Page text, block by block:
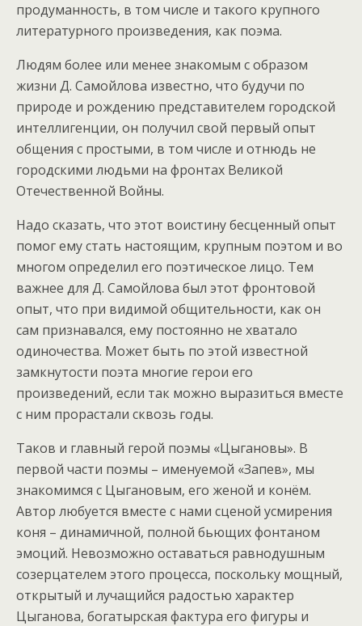
продуманность, в том числе и такого крупного
литературного произведения, как поэма.
Людям более или менее знакомым с образом
жизни Д. Самойлова известно, что будучи по
природе и рождению представителем городской
интеллигенции, он получил свой первый опыт
общения с простыми, в том числе и отнюдь не
городскими людьми на фронтах Великой
Отечественной Войны.
Надо сказать, что этот воистину бесценный опыт
помог ему стать настоящим, крупным поэтом и во
многом определил его поэтическое лицо. Тем
важнее для Д. Самойлова был этот фронтовой
опыт, что при видимой общительности, как он
сам признавался, ему постоянно не хватало
одиночества. Может быть по этой известной
замкнутости поэта многие герои его
произведений, если так можно выразиться вместе
с ним прорастали сквозь годы.
Таков и главный герой поэмы «Цыгановы». В
первой части поэмы – именуемой «Запев», мы
знакомимся с Цыгановым, его женой и конём.
Автор любуется вместе с нами сценой усмирения
коня – динамичной, полной бьющих фонтаном
эмоций. Невозможно оставаться равнодушным
созерцателем этого процесса, поскольку мощный,
открытый и лучащийся радостью характер
Цыганова, богатырская фактура его фигуры и